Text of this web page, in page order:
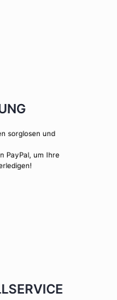
sorglosen und
PayPal, um Ihre